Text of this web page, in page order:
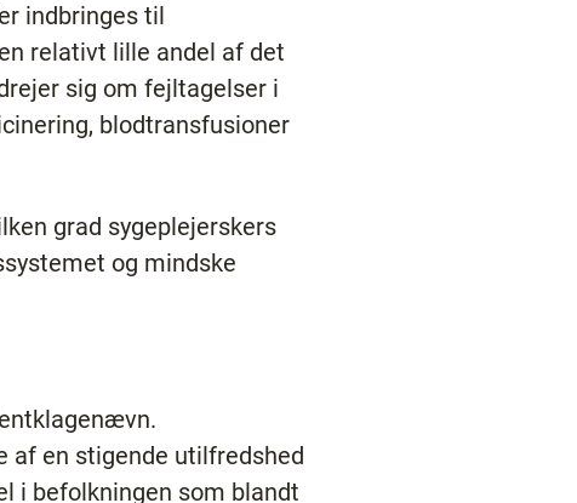
indbringes til
relativt lille andel af det
sig om fejltagelser i
blodtransfusioner
grad sygeplejerskers
og mindske
af en stigende utilfredshed
i befolkningen som blandt